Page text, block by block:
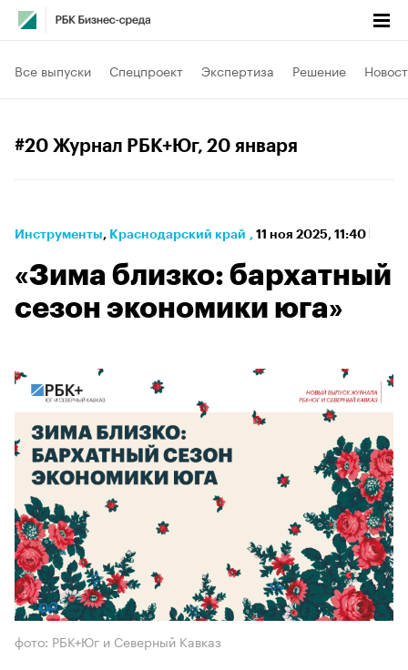
Все выпуски Спецпроект Экспертиза Решение
#20 Журнал РБК+Юг, 20 января
Инструменты⁠, Краснодарский край , 11 ноя 2025, 11:40
«Зима близко: бархатный
сезон экономики юга»
фото: РБК+Юг и Северный Кавказ